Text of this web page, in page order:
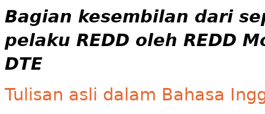
Bagian kesembilan dari
pelaku REDD oleh REDD
DTE
Tulisan asli dalam Bahasa